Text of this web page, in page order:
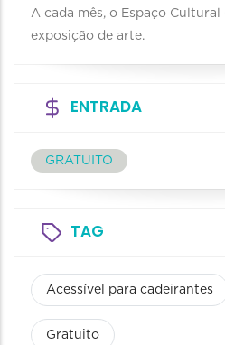
A cada mês, o Espaço
exposição de arte.
ENTRADA
GRATUITO
TAG
Acessível para cadeirantes
Gratuito